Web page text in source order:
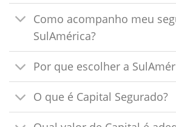
Como acompanho meu
SulAmérica?
Por que escolher a
O que é Capital Segurado?